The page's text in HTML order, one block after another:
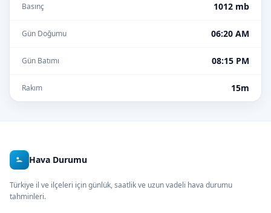
Basınç 1012 mb
Gün Doğumu 06:20 AM
Gün Batımı 08:15 PM
Rakım 15m
Hava Durumu
Türkiye il ve ilçeleri için günlük, saatlik ve uzun vadeli hava durumu
tahminleri.